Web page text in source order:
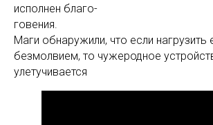
исполнен благо-
говения.
Маги обнаружили, что если нагрузить
безмолвием, то чужеродное
улетучивается